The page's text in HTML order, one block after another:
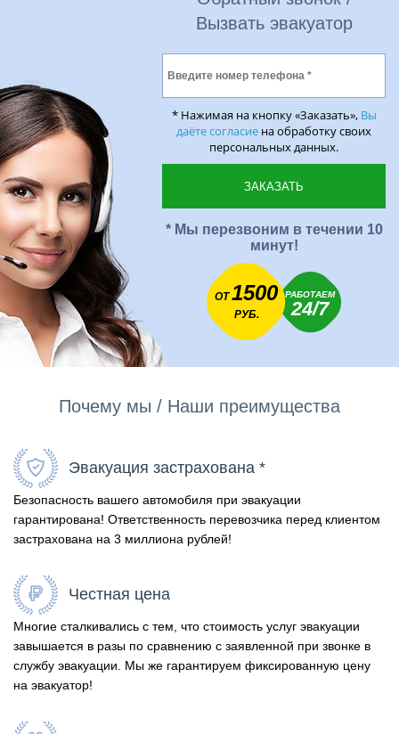
Вызвать эвакуатор
* Нажимая на кнопку «Заказать», Вы
даёте согласие на обработку своих
персональных данных.
* Мы перезвоним в течении 10
минут!
ОТ1500
РУБ.
РАБОТАЕМ
24/7
Почему мы / Наши преимущества
Эвакуация застрахована *
Безопасность вашего автомобиля при эвакуации
гарантирована! Ответственность перевозчика перед клиентом
застрахована на 3 миллиона рублей!
Честная цена
Многие сталкивались с тем, что стоимость услуг эвакуации
завышается в разы по сравнению с заявленной при звонке в
службу эвакуации. Мы же гарантируем фиксированную цену
на эвакуатор!